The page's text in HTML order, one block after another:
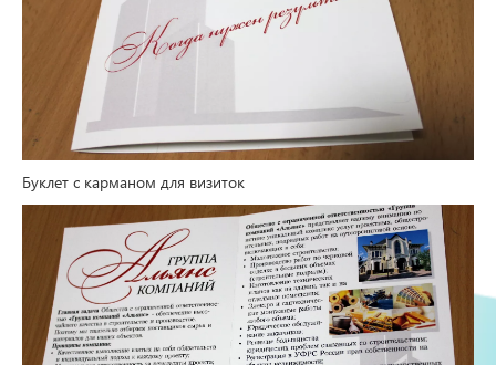
Буклет с карманом для визиток